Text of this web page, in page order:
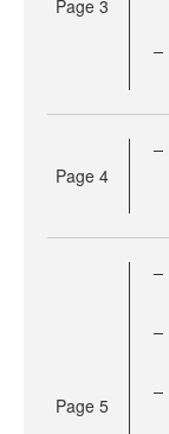
Page 3
Page 4
Page 5